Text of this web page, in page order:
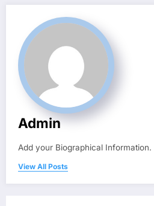
Admin
Add your Biographical Information.
View All Posts